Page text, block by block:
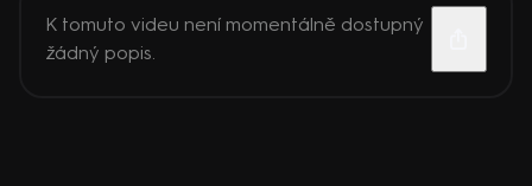
K tomuto videu není momentálně dostupný
žádný popis.